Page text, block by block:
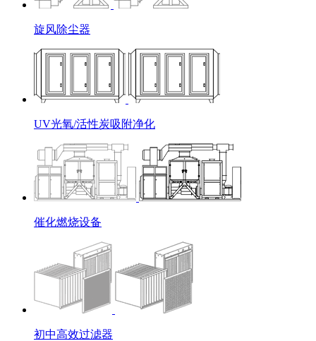
旋风除尘器
UV光氧/活性炭吸附净化
催化燃烧设备
初中高效过滤器